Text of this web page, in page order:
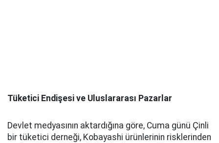
Tüketici Endişesi ve Uluslararası Pazarlar
Devlet medyasının aktardığına göre, Cuma günü Çinli
bir tüketici derneği, Kobayashi ürünlerinin risklerinden